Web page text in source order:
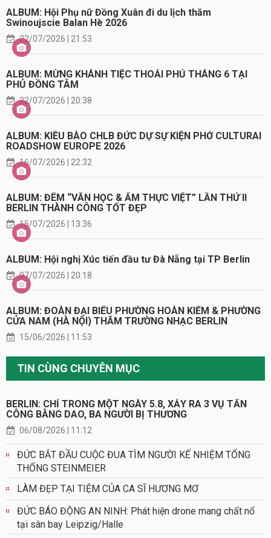
ALBUM: Hội Phụ nữ Đồng Xuân đi du lịch thăm
Swinoujscie Balan Hè 2026
22/07/2026 | 21:53
ALBUM: MỪNG KHÁNH TIỆC THOẢI PHỦ THÁNG 6 TẠI
PHỦ ĐỒNG TÂM
22/07/2026 | 20:38
ALBUM: KIỀU BÀO CHLB ĐỨC DỰ SỰ KIỆN PHỞ CULTURAI
ROADSHOW EUROPE 2026
16/07/2026 | 22:32
ALBUM: ĐÊM “VĂN HỌC & ẨM THỰC VIỆT” LẦN THỨ II
BERLIN THÀNH CÔNG TỐT ĐẸP
15/07/2026 | 13:36
ALBUM: Hội nghị Xúc tiến đầu tư Đà Nẵng tại TP Berlin
07/07/2026 | 20:18
ALBUM: ĐOÀN ĐẠI BIỂU PHƯỜNG HOÀN KIẾM & PHƯỜNG
CỬA NAM (HÀ NỘI) THĂM TRƯỜNG NHẠC BERLIN
15/06/2026 | 11:53
TIN CÙNG CHUYÊN MỤC
BERLIN: CHỈ TRONG MỘT NGÀY 5.8, XẢY RA 3 VỤ TẤN
CÔNG BẰNG DAO, BA NGƯỜI BỊ THƯƠNG
06/08/2026 | 11:12
ĐỨC BẮT ĐẦU CUỘC ĐUA TÌM NGƯỜI KẾ NHIỆM TỔNG
THỐNG STEINMEIER
LÀM ĐẸP TẠI TIỆM CỦA CA SĨ HƯƠNG MƠ
ĐỨC BÁO ĐỘNG AN NINH: Phát hiện drone mang chất nổ
tại sân bay Leipzig/Halle